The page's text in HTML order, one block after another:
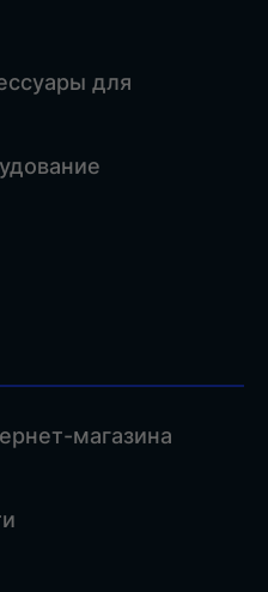
для
магазина